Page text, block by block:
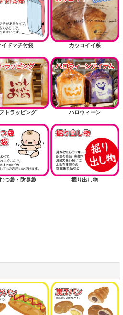
イドマチ付袋 カッコイイ系
トラッピング ハロウィーン
つ袋・防臭袋 掘り出し物